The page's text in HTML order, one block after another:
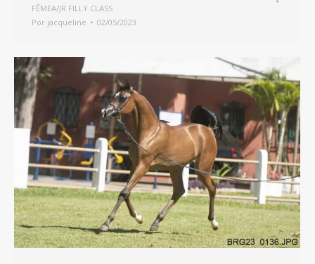
FÊMEA/JR FILLY CLASS
Por jacqueline 02/05/2023